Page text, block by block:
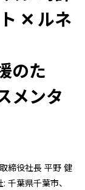
✕ ルネ
のた
メンタ
締役社長 平野 健
葉県千葉市、